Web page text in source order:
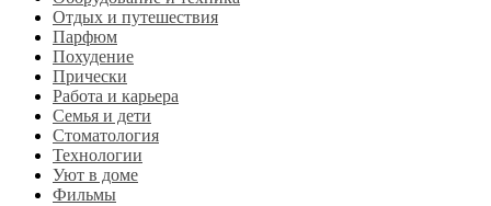
Отдых и путешествия
Парфюм
Похудение
Прически
Работа и карьера
Семья и дети
Стоматология
Технологии
Уют в доме
Фильмы